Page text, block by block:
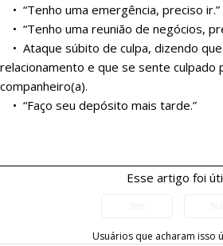
• “Tenho uma emergência, preciso ir.”
• “Tenho uma reunião de negócios,
• Ataque súbito de culpa, dizendo
relacionamento e que se sente culpado
companheiro(a).
• “Faço seu depósito mais tarde.”
Esse artigo foi
Usuários que acharam isso